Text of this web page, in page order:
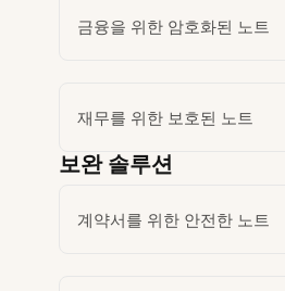
금융을 위한 암호화된 노트
재무를 위한 보호된 노트
보완 솔루션
계약서를 위한 안전한 노트